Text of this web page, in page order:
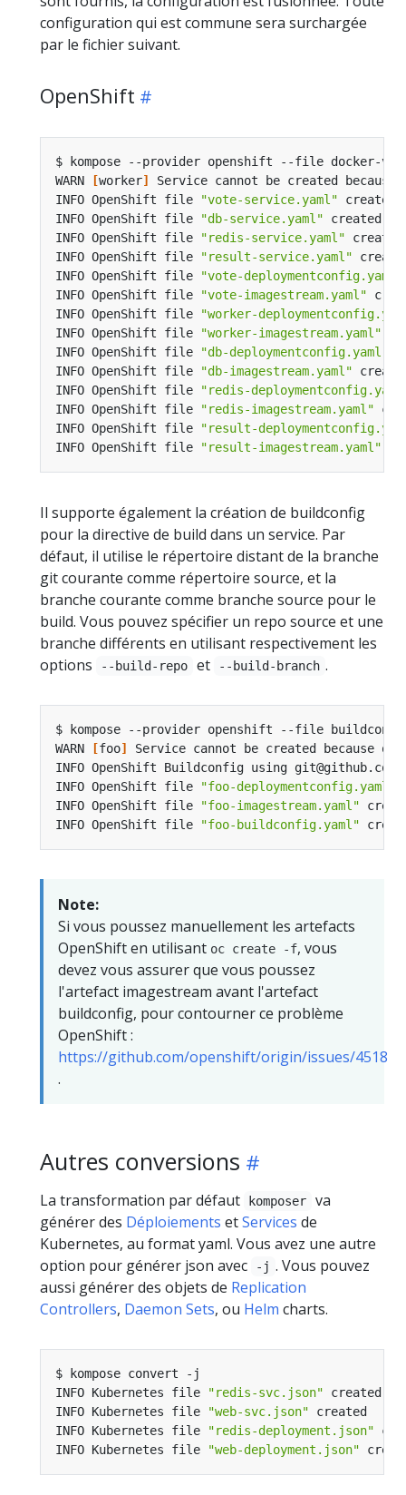
configuration qui est commune sera surchargée
par le fichier suivant.
OpenShift
WARN [worker]
INFO OpenShift file
"vote-service.yaml"
INFO OpenShift file
"db-service.yaml"
INFO OpenShift file
"redis-service.yaml"
INFO OpenShift file
"result-service.yaml"
INFO OpenShift file
"vote-deploymentconfig.yaml"
INFO OpenShift file
"vote-imagestream.yaml"
INFO OpenShift file
"worker-
INFO OpenShift file
"worker-imagestream.yaml"
INFO OpenShift file
"db-deploymentconfig.yaml"
INFO OpenShift file
"db-imagestream.yaml"
INFO OpenShift file
"redis-
INFO OpenShift file
"redis-imagestream.yaml"
INFO OpenShift file
"result-
INFO OpenShift file
"result-imagestream.yaml"
Il supporte également la création de buildconfig
pour la directive de build dans un service. Par
défaut, il utilise le répertoire distant de la branche
git courante comme répertoire source, et la
branche courante comme branche source pour le
build. Vous pouvez spécifier un repo source et une
branche différents en utilisant respectivement les
options
--build-repo et --build-branch .
WARN [foo]
INFO OpenShift file
"foo-deploymentconfig.yaml"
INFO OpenShift file
"foo-imagestream.yaml"
INFO OpenShift file
"foo-buildconfig.yaml"
Note:
Si vous poussez manuellement les artefacts
OpenShift en utilisant oc create -f, vous
devez vous assurer que vous poussez
l'artefact imagestream avant l'artefact
buildconfig, pour contourner ce problème
OpenShift :
https://github.com/openshift/origin/issues/4518
.
Autres conversions
La transformation par défaut komposer
va
générer des Déploiements etServices de
Kubernetes, au format yaml. Vous avez une autre
option pour générer json avec
-j . Vous pouvez
aussi générer des objets de Replication
Controllers, Daemon Sets, ou Helm charts.
INFO Kubernetes file
"redis-svc.json"
INFO Kubernetes file
"web-svc.json"
INFO Kubernetes file
"redis-deployment.json"
INFO Kubernetes file
"web-deployment.json"